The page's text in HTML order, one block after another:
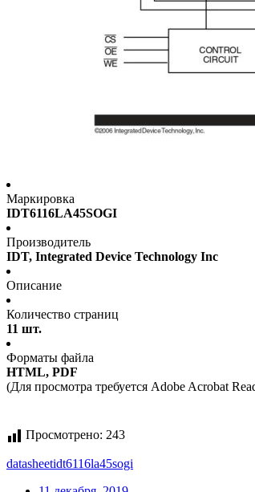
Маркировка
IDT6116LA45SOGI
Производитель
IDT, Integrated Device Technology Inc
Описание
Количество страниц
11 шт.
Форматы файла
HTML, PDF
(Для просмотра требуется Adobe Acrobat
Просмотрено: 243
datasheetidt6116la45sogi